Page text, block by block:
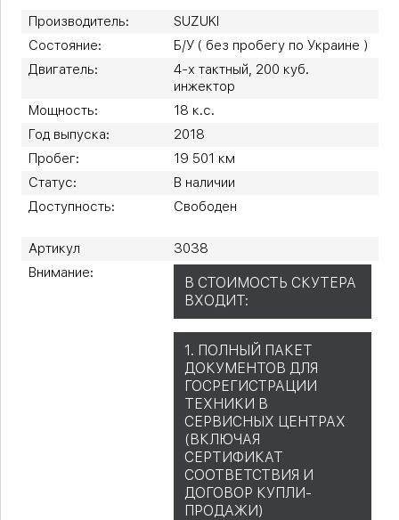
Производитель:
SUZUKI
Состояние:
Б/У ( без пробегу по Украине )
Двигатель:
4-х тактный, 200 куб.
инжектор
Мощность:
18 к.с.
Год выпуска:
2018
Пробег:
19 501 км
Статус:
В наличии
Доступность:
Свободен
Артикул
3038
Внимание:
В СТОИМОСТЬ СКУТЕРА
ВХОДИТ:
1. ПОЛНЫЙ ПАКЕТ
ДОКУМЕНТОВ ДЛЯ
ГОСРЕГИСТРАЦИИ
ТЕХНИКИ В
СЕРВИСНЫХ ЦЕНТРАХ
(ВКЛЮЧАЯ
СЕРТИФИКАТ
СООТВЕТСТВИЯ И
ДОГОВОР КУПЛИ-
ПРОДАЖИ)